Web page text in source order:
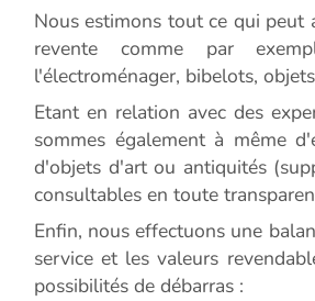
Nous estimons tout ce qui peut
revente comme par
l'électroménager, bibelots,
Etant en relation avec des
sommes également à même
d'objets d'art ou antiquités
consultables en toute
Enfin, nous effectuons une
service et les valeurs
possibilités de débarras :